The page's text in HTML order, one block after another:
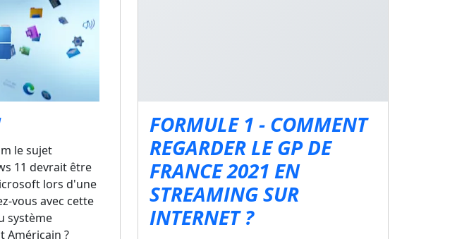
le sujet
11 devrait être
lors d'une
vous avec cette
système
Américain ?
FORMULE 1 - COMMENT
REGARDER LE GP DE
FRANCE 2021 EN
STREAMING SUR
INTERNET ?